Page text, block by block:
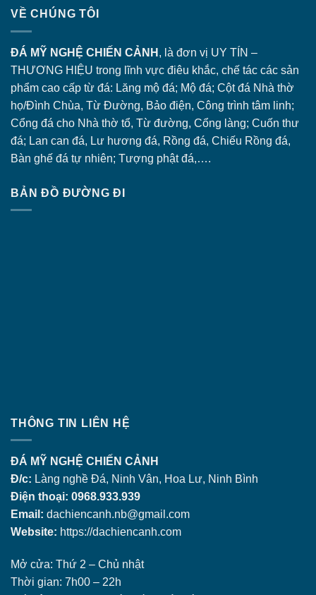
VỀ CHÚNG TÔI
ĐÁ MỸ NGHỆ CHIẾN CẢNH , là đơn vị UY TÍN –
THƯƠNG HIỆU trong lĩnh vực điêu khắc, chế tác các sản
phẩm cao cấp từ đá: Lăng mộ đá; Mộ đá; Cột đá Nhà thờ
họ/Đình Chùa, Từ Đường, Bảo điện, Công trình tâm linh;
Cổng đá cho Nhà thờ tổ, Từ đường, Cổng làng; Cuốn thư
đá; Lan can đá, Lư hương đá, Rồng đá, Chiếu Rồng đá,
Bàn ghế đá tự nhiên; Tượng phật đá,….
BẢN ĐỒ ĐƯỜNG ĐI
THÔNG TIN LIÊN HỆ
ĐÁ MỸ NGHỆ CHIẾN CẢNH
Đ/c: Làng nghề Đá, Ninh Vân, Hoa Lư, Ninh Bình
Điện thoại: 0968.933.939
Email: dachiencanh.nb@gmail.com
Website: https://dachiencanh.com
Mở cửa: Thứ 2 – Chủ nhật
Thời gian: 7h00 – 22h